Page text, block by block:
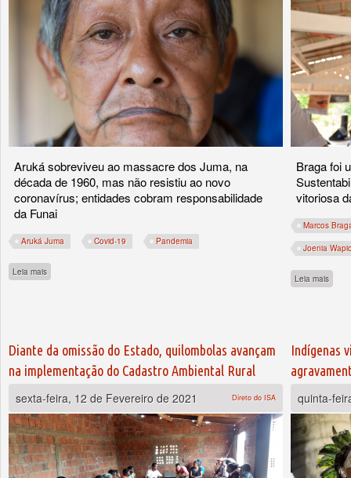
Aruká sobreviveu ao massacre dos Juma, na
década de 1960, mas não resistiu ao novo
coronavírus; entidades cobram responsabilidade
da Funai
Aruká Juma Covid-19 Pandemia
Leia mais
Braga foi
vitoriosa
Marcos
Joenia
Leia mais
Diante da omissão do Estado, quilombolas avançam
na implementação do Cadastro Ambiental Rural
sexta-feira, 12 de Fevereiro de 2021
Direto do ISA
Indígenas
quinta-